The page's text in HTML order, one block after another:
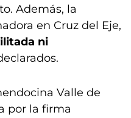
Además, la
en Cruz del Eje,
ni
Valle de
por la firma